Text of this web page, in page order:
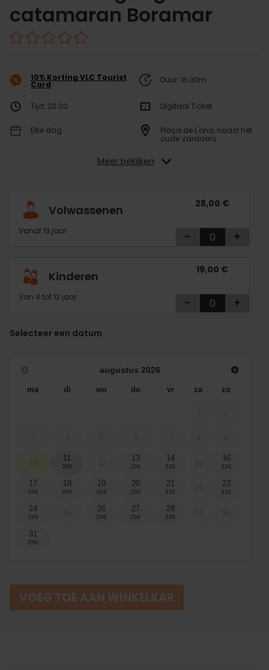
catamaran Boramar
10% Korting VLC Tourist
Card Duur: 1h 30m
Tijd: 20:00 Digitaal Ticket
Elke dag
Plaça de L'ona, naast het
oude Varadero
Meer bekijken
Volwassenen
Vanaf 13 jaar
28,00 €
- +
Kinderen
Van 4 tot 12 jaar
19,00 €
- +
Selecteer een datum
augustus 2026
ma di wo do vr za zo
11 13 14 16
17 18 19 20 21 23
24 26 27 28
31
VOEG TOE AAN WINKELKAR